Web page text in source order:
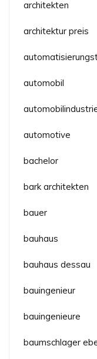
architekten
architektur preis
automobil
automotive
bachelor
bark architekten
bauer
bauhaus
bauhaus dessau
bauingenieur
bauingenieure
baumschlager